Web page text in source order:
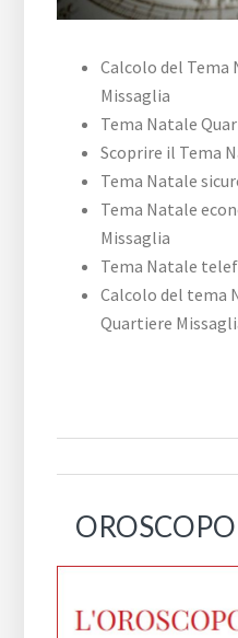
Calcolo del Tema
Missaglia
Tema Natale
Scoprire il Tema
Tema Natale
Tema Natale
Missaglia
Tema Natale
Calcolo del tema
Quartiere